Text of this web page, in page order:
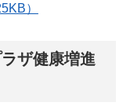
）
ザ健康増進